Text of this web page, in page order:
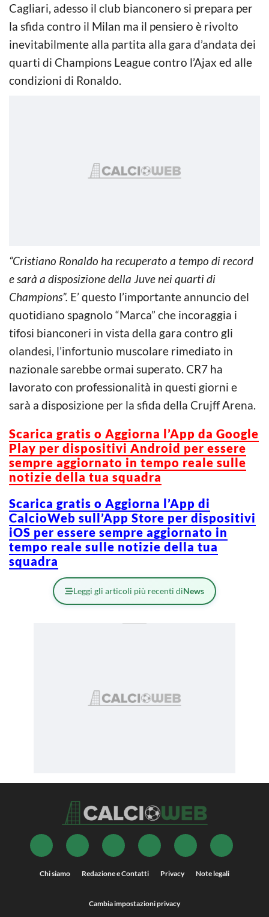
Cagliari, adesso il club bianconero si prepara per
la sfida contro il Milan ma il pensiero è rivolto
inevitabilmente alla partita alla gara d’andata dei
quarti di Champions League contro l’Ajax ed alle
condizioni di Ronaldo.
“Cristiano Ronaldo ha recuperato a tempo di record
e sarà a disposizione della Juve nei quarti di
Champions”. E’ questo l’importante annuncio del
quotidiano spagnolo “Marca” che incoraggia i
tifosi bianconeri in vista della gara contro gli
olandesi, l’infortunio muscolare rimediato in
nazionale sarebbe ormai superato. CR7 ha
lavorato con professionalità in questi giorni e
sarà a disposizione per la sfida della Crujff Arena.
Scarica gratis o Aggiorna l’App da Google
Play per dispositivi Android per essere
sempre aggiornato in tempo reale sulle
notizie della tua squadra
Scarica gratis o Aggiorna l’App di
CalcioWeb sull’App Store per dispositivi
iOS per essere sempre aggiornato in
tempo reale sulle notizie della tua
squadra
Leggi gli articoli più recenti diNews
Chi siamo Redazione e Contatti Privacy Note legali
Cambia impostazioni privacy